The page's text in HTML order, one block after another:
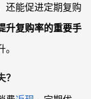
还能促进定期复购
升复购率的重要手